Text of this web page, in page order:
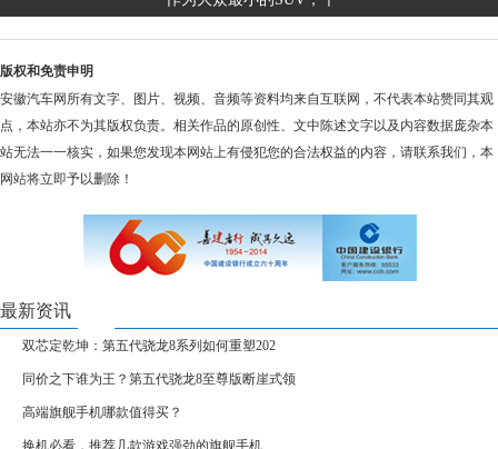
版权和免责申明
安徽汽车网所有文字、图片、视频、音频等资料均来自互联网，不代表本站赞同其观
点，本站亦不为其版权负责。相关作品的原创性、文中陈述文字以及内容数据庞杂本
站无法一一核实，如果您发现本网站上有侵犯您的合法权益的内容，请联系我们，本
网站将立即予以删除！
最新资讯
双芯定乾坤：第五代骁龙8系列如何重塑202
同价之下谁为王？第五代骁龙8至尊版断崖式领
高端旗舰手机哪款值得买？